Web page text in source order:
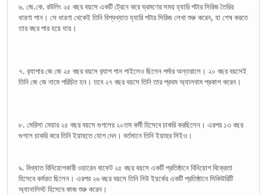
৬. জে.কে. রউলিং ২৫ বছর বয়সে একটি ট্রেনে করে ভ্রমণের সময় হ্যারি পটার সিরিজ তৈরির
ধারণা পান। সে ধারণা থেকেই তিনি বিশ্বখ্যাত হ্যারি পটার সিরিজ লেখা শুরু করেন, যা শেষ করতে
তার বছর পার হয়ে যায়।
৭. র‌্যাপার জে জে ২৫ বছর বয়সে র‌্যাপ গান গাইলেও ছিলেন পর্দার অন্তরালে। ২০ বছর বয়সেই
তিনি জে জে নামে পরিচিত হন। তবে ২৭ বছর বয়সে তিনি তার প্রথম অ্যালবাম প্রকাশ করেন।
৮. মেরিসা মেয়ার ২৫ বছর বয়সে গুগলের ২০তম কর্মী হিসেবে চাকরি করছিলেন। এরপর ১৩ বছর
গুগলে চাকরি করে তিনি ইয়াহুতে যোগ দেন। বর্তমানে তিনি ইয়াহুর সিইও।
৯. বিখ্যাত বিনিয়োগকারী ওয়ারেন বাফেট ২৫ বছর বয়সে একটি প্রতিষ্ঠানে বিনিয়োগ বিক্রেতা
হিসেবে কর্মরত ছিলেন। এরপর ২৬ বছর বয়সে তিনি নিউ ইয়র্কের একটি প্রতিষ্ঠানে সিকিউরিটি
অ্যানালিস্ট হিসেবে কাজ শুরু করেন।